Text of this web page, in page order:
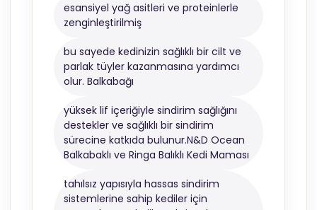
esansiyel yağ asitleri ve proteinlerle
zenginleştirilmiş
bu sayede kedinizin sağlıklı bir cilt ve
parlak tüyler kazanmasına yardımcı
olur. Balkabağı
yüksek lif içeriğiyle sindirim sağlığını
destekler ve sağlıklı bir sindirim
sürecine katkıda bulunur.N&D Ocean
Balkabaklı ve Ringa Balıklı Kedi Maması
tahılsız yapısıyla hassas sindirim
sistemlerine sahip kediler için